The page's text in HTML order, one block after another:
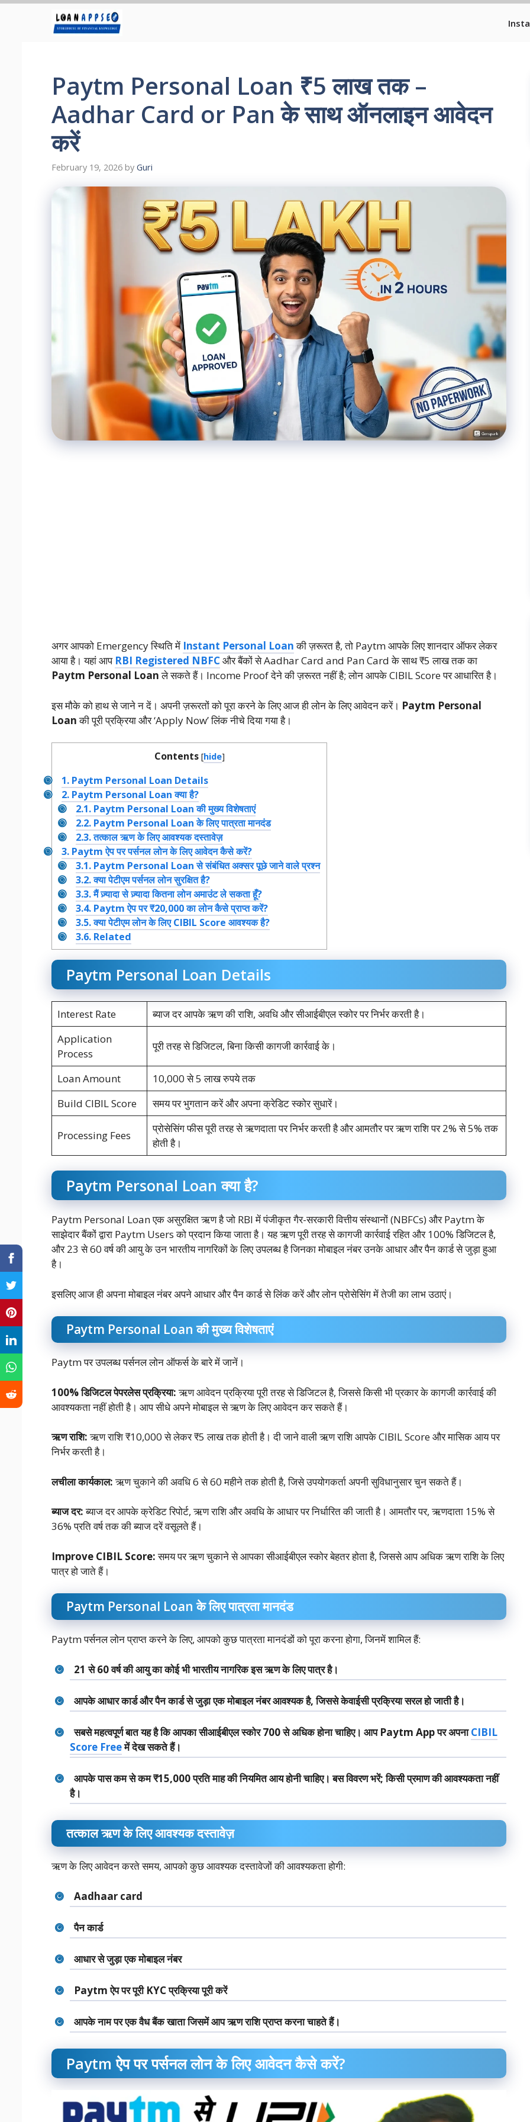
Paytm Personal Loan ₹5 लाख तक –
Aadhar Card or Pan के साथ ऑनलाइन आवेदन
करें
February 19, 2026 by Guri
अगर आपको Emergency स्थिति में Instant Personal Loanकी ज़रूरत है, तो Paytm आपके लिए शानदार ऑफर लेकर
आया है। यहां आप RBI Registered NBFCऔर बैंकों से Aadhar Card and Pan Card के साथ ₹5 लाख तक का
Paytm Personal Loanले सकते हैं। Income Proof देने की ज़रूरत नहीं है; लोन आपके CIBIL Score पर आधारित है।
इस मौके को हाथ से जाने न दें। अपनी ज़रूरतों को पूरा करने के लिए आज ही लोन के लिए आवेदन करें। Paytm Personal
Loanकी पूरी प्रक्रिया और ‘Apply Now’ लिंक नीचे दिया गया है।
Contents [hide]
1.Paytm Personal Loan Details
2.Paytm Personal Loan क्या है?
2.1. Paytm Personal Loan की मुख्य विशेषताएं
2.2. Paytm Personal Loan के लिए पात्रता मानदंड
2.3.तत्काल ऋण के लिए आवश्यक दस्तावेज़
3.Paytm ऐप पर पर्सनल लोन के लिए आवेदन कैसे करें?
3.1. Paytm Personal Loan से संबंधित अक्सर पूछे जाने वाले प्रश्न
3.2.क्या पेटीएम पर्सनल लोन सुरक्षित है?
3.3.मैं ज़्यादा से ज़्यादा कितना लोन अमाउंट ले सकता हूँ?
3.4. Paytm ऐप पर ₹20,000 का लोन कैसे प्राप्त करें?
3.5.क्या पेटीएम लोन के लिए CIBIL Score आवश्यक है?
3.6. Related
Paytm Personal Loan Details
Interest Rate
ब्याज दर आपके ऋण की राशि, अवधि और सीआईबीएल स्कोर पर निर्भर करती है।
Application
Process
पूरी तरह से डिजिटल, बिना किसी कागजी कार्रवाई के।
Loan Amount
10,000 से 5 लाख रुपये तक
Build CIBIL Score
समय पर भुगतान करें और अपना क्रेडिट स्कोर सुधारें।
Processing Fees
प्रोसेसिंग फीस पूरी तरह से ऋणदाता पर निर्भर करती है और आमतौर पर ऋण राशि पर 2% से 5% तक
होती है।
Paytm Personal Loan क्या है?
Paytm Personal Loan एक असुरक्षित ऋण है जो RBI में पंजीकृत गैर-सरकारी वित्तीय संस्थानों (NBFCs) और Paytm के
साझेदार बैंकों द्वारा Paytm Users को प्रदान किया जाता है। यह ऋण पूरी तरह से कागजी कार्रवाई रहित और 100% डिजिटल है,
और 23 से 60 वर्ष की आयु के उन भारतीय नागरिकों के लिए उपलब्ध है जिनका मोबाइल नंबर उनके आधार और पैन कार्ड से जुड़ा हुआ
है।
इसलिए आज ही अपना मोबाइल नंबर अपने आधार और पैन कार्ड से लिंक करें और लोन प्रोसेसिंग में तेजी का लाभ उठाएं।
Paytm Personal Loan की मुख्य विशेषताएं
Paytm पर उपलब्ध पर्सनल लोन ऑफर्स के बारे में जानें।
100%डिजिटल पेपरलेस प्रक्रिया:ऋण आवेदन प्रक्रिया पूरी तरह से डिजिटल है, जिससे किसी भी प्रकार के कागजी कार्रवाई की
आवश्यकता नहीं होती है। आप सीधे अपने मोबाइल से ऋण के लिए आवेदन कर सकते हैं।
ऋण राशि:ऋण राशि ₹10,000 से लेकर ₹5 लाख तक होती है। दी जाने वाली ऋण राशि आपके CIBIL Score और मासिक आय पर
निर्भर करती है।
लचीला कार्यकाल:ऋण चुकाने की अवधि 6 से 60 महीने तक होती है, जिसे उपयोगकर्ता अपनी सुविधानुसार चुन सकते हैं।
ब्याज दर:ब्याज दर आपके क्रेडिट रिपोर्ट, ऋण राशि और अवधि के आधार पर निर्धारित की जाती है। आमतौर पर, ऋणदाता 15% से
36% प्रति वर्ष तक की ब्याज दरें वसूलते हैं।
Improve CIBIL Score:समय पर ऋण चुकाने से आपका सीआईबीएल स्कोर बेहतर होता है, जिससे आप अधिक ऋण राशि के लिए
पात्र हो जाते हैं।
Paytm Personal Loan के लिए पात्रता मानदंड
Paytm पर्सनल लोन प्राप्त करने के लिए, आपको कुछ पात्रता मानदंडों को पूरा करना होगा, जिनमें शामिल हैं:
21 से 60 वर्ष की आयु का कोई भी भारतीय नागरिक इस ऋण के लिए पात्र है।
आपके आधार कार्ड और पैन कार्ड से जुड़ा एक मोबाइल नंबर आवश्यक है, जिससे केवाईसी प्रक्रिया सरल हो जाती है।
सबसे महत्वपूर्ण बात यह है कि आपका सीआईबीएल स्कोर 700 से अधिक होना चाहिए। आप Paytm App पर अपनाCIBIL
Score Freeमें देख सकते हैं।
आपके पास कम से कम ₹15,000 प्रति माह की नियमित आय होनी चाहिए। बस विवरण भरें; किसी प्रमाण की आवश्यकता नहीं
है।
तत्काल ऋण के लिए आवश्यक दस्तावेज़
ऋण के लिए आवेदन करते समय, आपको कुछ आवश्यक दस्तावेजों की आवश्यकता होगी:
Aadhaar card
पैन कार्ड
आधार से जुड़ा एक मोबाइल नंबर
Paytm ऐप पर पूरी KYC प्रक्रिया पूरी करें
आपके नाम पर एक वैध बैंक खाता जिसमें आप ऋण राशि प्राप्त करना चाहते हैं।
Paytm ऐप पर पर्सनल लोन के लिए आवेदन कैसे करें?